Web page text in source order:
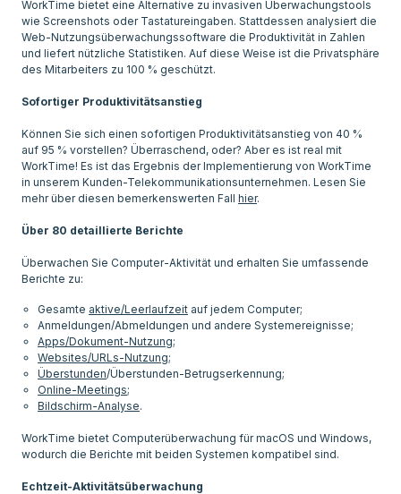
WorkTime bietet eine Alternative zu invasiven Überwachungstools
wie Screenshots oder Tastatureingaben. Stattdessen analysiert die
Web-Nutzungsüberwachungssoftware die Produktivität in Zahlen
und liefert nützliche Statistiken. Auf diese Weise ist die Privatsphäre
des Mitarbeiters zu 100 % geschützt.
Sofortiger Produktivitätsanstieg
Können Sie sich einen sofortigen Produktivitätsanstieg von 40 %
auf 95 % vorstellen? Überraschend, oder? Aber es ist real mit
WorkTime! Es ist das Ergebnis der Implementierung von WorkTime
in unserem Kunden-Telekommunikationsunternehmen. Lesen Sie
mehr über diesen bemerkenswerten Fall hier.
Über 80 detaillierte Berichte
Überwachen Sie Computer-Aktivität und erhalten Sie umfassende
Gesamte aktive/Leerlaufzeit auf jedem Computer;
Anmeldungen/Abmeldungen und andere Systemereignisse;
Apps/Dokument-Nutzung;
Websites/URLs-Nutzung;
Überstunden/Überstunden-Betrugserkennung;
Online-Meetings;
Bildschirm-Analyse.
WorkTime bietet Computerüberwachung für macOS und Windows,
wodurch die Berichte mit beiden Systemen kompatibel sind.
Echtzeit-Aktivitätsüberwachung